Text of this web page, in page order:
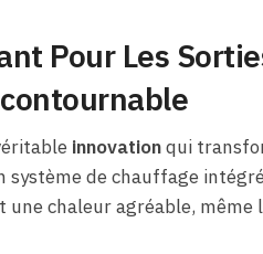
Pour Les
innovationqui
système de chauffage
une chaleur agréable,